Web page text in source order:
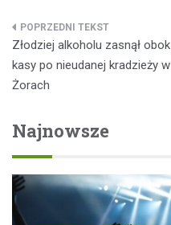
Nawigacja
wpisu
Złodziej alkoholu zasnął obok
kasy po nieudanej kradzieży w
Żorach
Najnowsze